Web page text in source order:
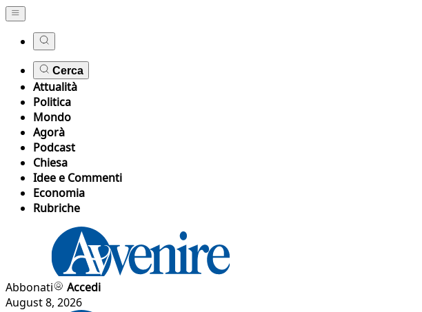
Cerca
Attualità
Politica
Mondo
Agorà
Podcast
Chiesa
Idee e Commenti
Economia
Rubriche
Abbonati
Accedi
August 8, 2026